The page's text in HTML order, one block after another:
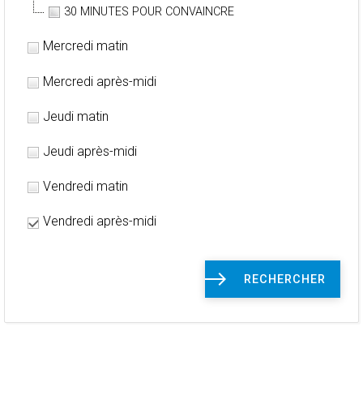
30 MINUTES POUR CONVAINCRE
Mercredi matin
Mercredi après-midi
Jeudi matin
Jeudi après-midi
Vendredi matin
Vendredi après-midi
RECHERCHER